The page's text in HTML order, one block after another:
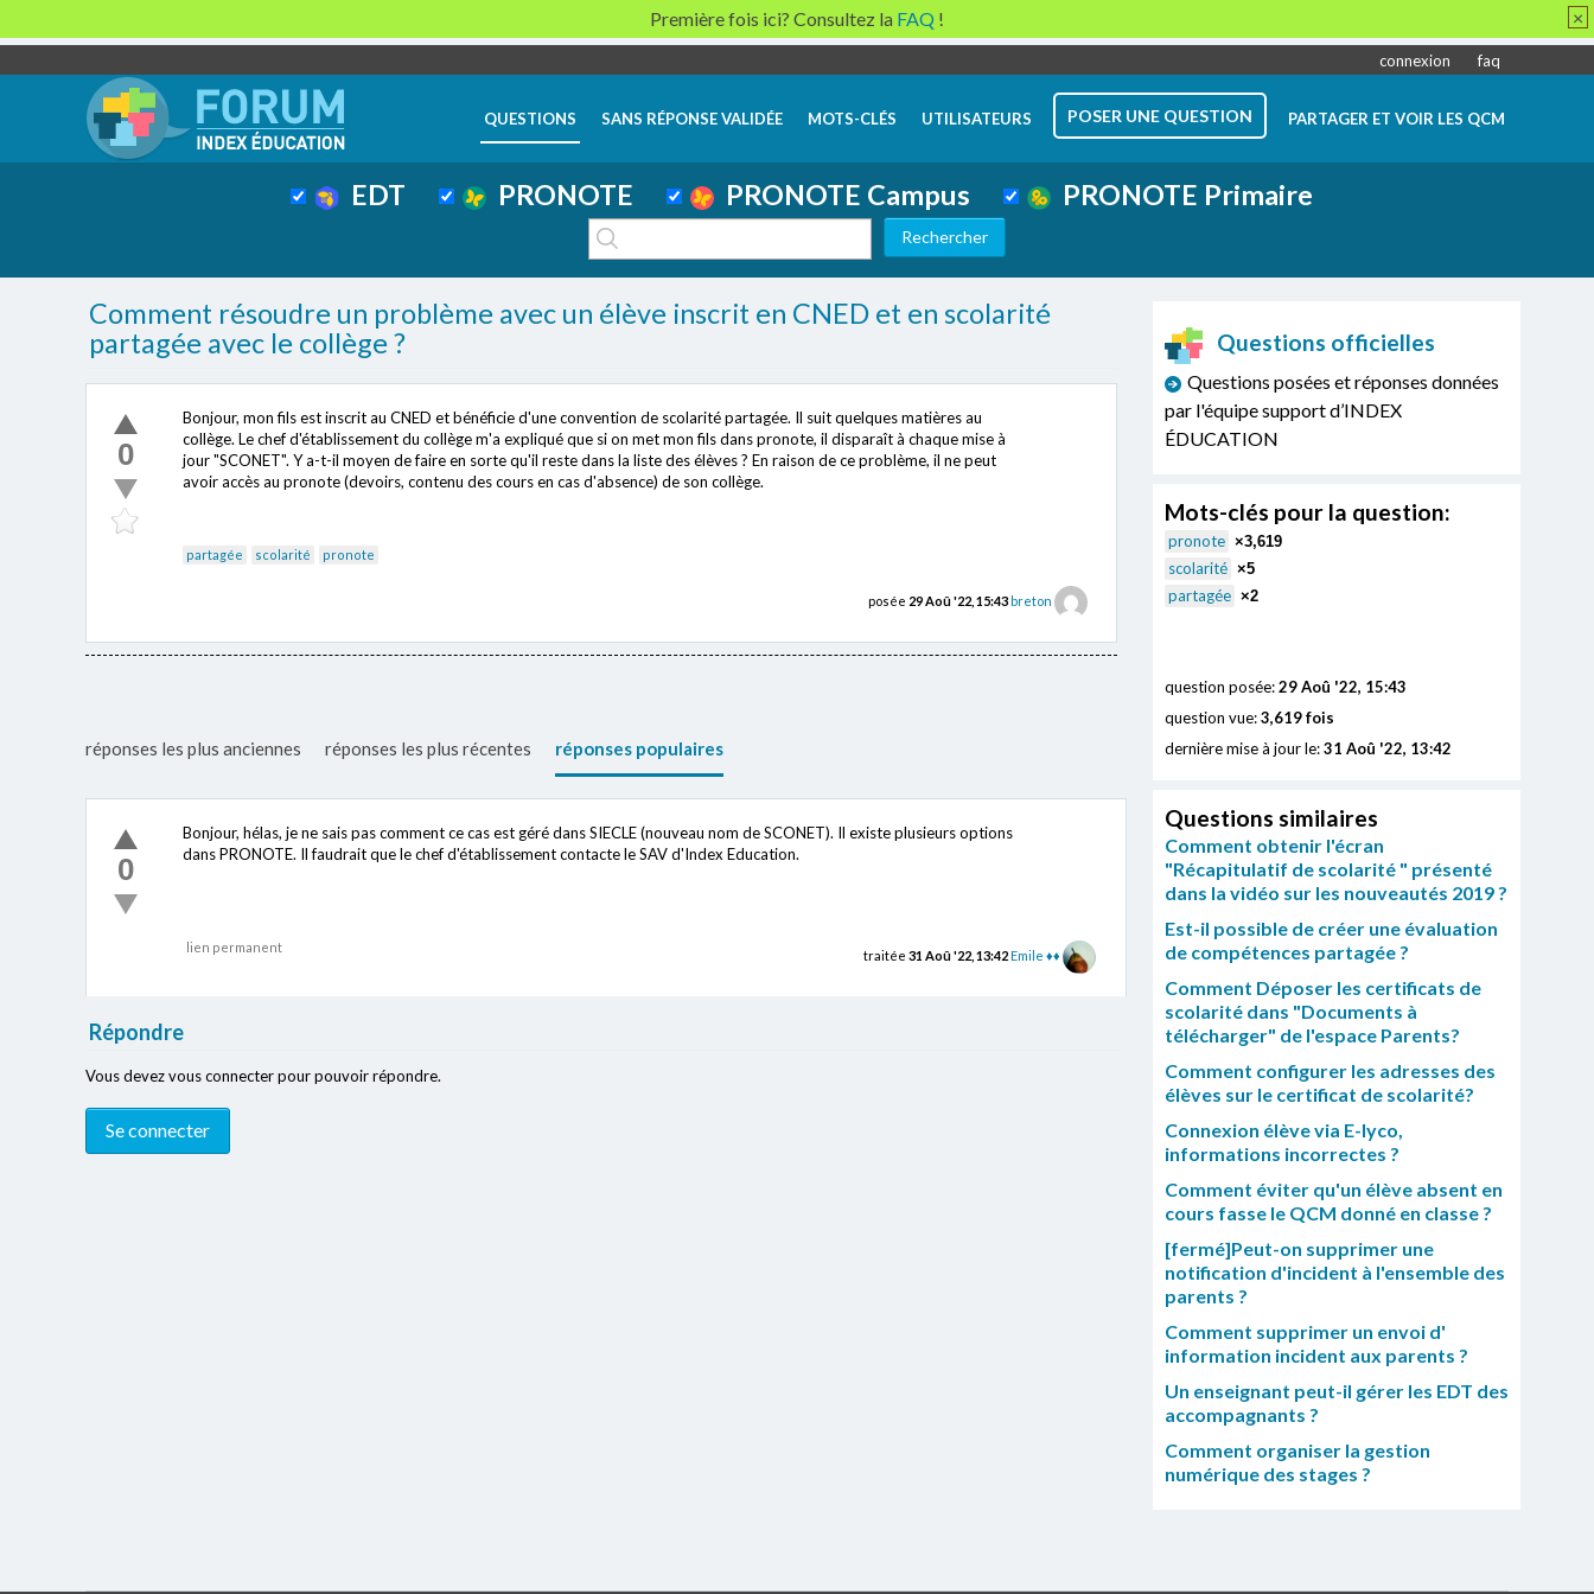
connexion faq
QUESTIONS SANS RÉPONSE VALIDÉE MOTS-CLÉS UTILISATEURS POSER UNE QUESTION PARTAGER ET VOIR LES QCM
EDT PRONOTE PRONOTE Campus PRONOTE Primaire
Comment résoudre un problème avec un élève inscrit en CNED et en scolarité
partagée avec le collège ?
0
Bonjour, mon fils est inscrit au CNED et bénéficie d'une convention de scolarité partagée. Il suit quelques matières au
collège. Le chef d'établissement du collège m'a expliqué que si on met mon fils dans pronote, il disparaît à chaque mise à
jour "SCONET". Y a-t-il moyen de faire en sorte qu'il reste dans la liste des élèves ? En raison de ce problème, il ne peut
avoir accès au pronote (devoirs, contenu des cours en cas d'absence) de son collège.
partagée scolarité pronote
posée 29 Aoû '22, 15:43breton
réponses les plus anciennes réponses les plus récentes réponses populaires
0
Bonjour, hélas, je ne sais pas comment ce cas est géré dans SIECLE (nouveau nom de SCONET). Il existe plusieurs options
dans PRONOTE. Il faudrait que le chef d'établissement contacte le SAV d'Index Education.
lien permanent
traitée 31 Aoû '22, 13:42Emile ♦♦
Répondre
Vous devez vous connecter pour pouvoir répondre.
Questions officielles
Questions posées et réponses données
par l'équipe support d’INDEX
ÉDUCATION
Mots-clés pour la question:
pronote ×3,619
scolarité ×5
partagée ×2
question posée:29 Aoû '22, 15:43
question vue:3,619 fois
dernière mise à jour le:31 Aoû '22, 13:42
Questions similaires
Comment obtenir l'écran
"Récapitulatif de scolarité " présenté
dans la vidéo sur les nouveautés 2019 ?
Est-il possible de créer une évaluation
de compétences partagée ?
Comment Déposer les certificats de
scolarité dans "Documents à
télécharger" de l'espace Parents?
Comment configurer les adresses des
élèves sur le certificat de scolarité?
Connexion élève via E-lyco,
informations incorrectes ?
Comment éviter qu'un élève absent en
cours fasse le QCM donné en classe ?
[fermé]Peut-on supprimer une
notification d'incident à l'ensemble des
parents ?
Comment supprimer un envoi d'
information incident aux parents ?
Un enseignant peut-il gérer les EDT des
accompagnants ?
Comment organiser la gestion
numérique des stages ?
Première fois ici? Consultez la FAQ ! ×